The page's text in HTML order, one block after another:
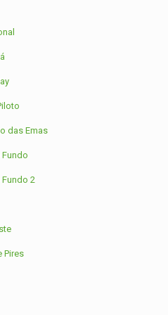
das Emas
Fundo
Fundo 2
Pires